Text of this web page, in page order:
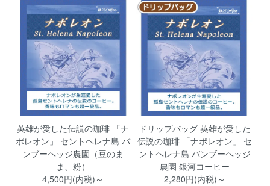
英雄が愛した伝説の珈琲 「ナ
ポレオン」 セントヘレナ島 バ
ンブーヘッジ農園（豆のま
ま、粉）
4,500円(内税)～
ドリップバッグ 英雄が愛した
伝説の珈琲 「ナポレオン」 セ
ントヘレナ島 バンブーヘッジ
農園 銀河コーヒー
2,280円(内税)～